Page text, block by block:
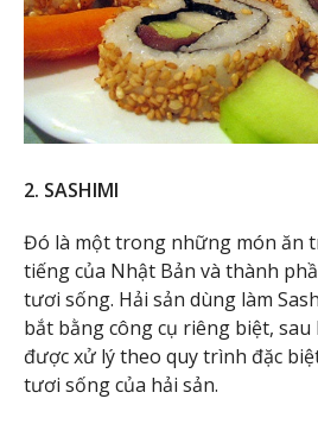
2. SASHIMI
Đó là một trong những món ăn
tiếng của Nhật Bản và thành
tươi sống. Hải sản dùng làm
bắt bằng công cụ riêng biệt,
được xử lý theo quy trình đặc
tươi sống của hải sản.